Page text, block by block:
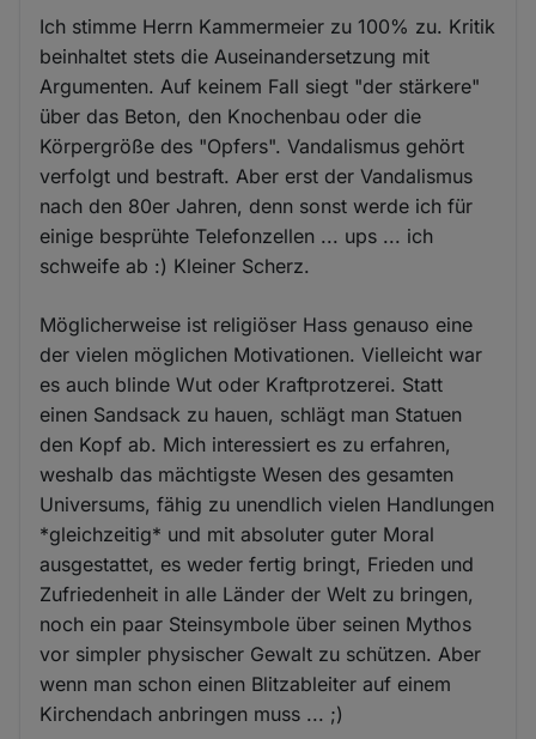
Ich stimme Herrn Kammermeier zu 100% zu. Kritik
beinhaltet stets die Auseinandersetzung mit
Argumenten. Auf keinem Fall siegt "der stärkere"
über das Beton, den Knochenbau oder die
Körpergröße des "Opfers". Vandalismus gehört
verfolgt und bestraft. Aber erst der Vandalismus
nach den 80er Jahren, denn sonst werde ich für
einige besprühte Telefonzellen ... ups ... ich
schweife ab :) Kleiner Scherz.
Möglicherweise ist religiöser Hass genauso eine
der vielen möglichen Motivationen. Vielleicht war
es auch blinde Wut oder Kraftprotzerei. Statt
einen Sandsack zu hauen, schlägt man Statuen
den Kopf ab. Mich interessiert es zu erfahren,
weshalb das mächtigste Wesen des gesamten
Universums, fähig zu unendlich vielen Handlungen
*gleichzeitig* und mit absoluter guter Moral
ausgestattet, es weder fertig bringt, Frieden und
Zufriedenheit in alle Länder der Welt zu bringen,
noch ein paar Steinsymbole über seinen Mythos
vor simpler physischer Gewalt zu schützen. Aber
wenn man schon einen Blitzableiter auf einem
Kirchendach anbringen muss ... ;)